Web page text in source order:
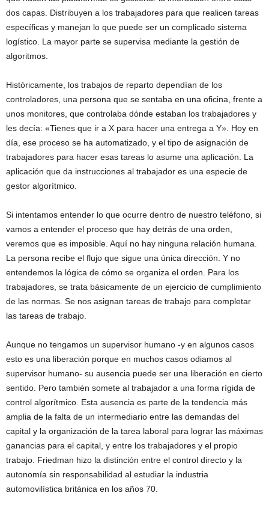
dos capas. Distribuyen a los trabajadores para que realicen tareas
específicas y manejan lo que puede ser un complicado sistema
logístico. La mayor parte se supervisa mediante la gestión de
algoritmos.
Históricamente, los trabajos de reparto dependían de los
controladores, una persona que se sentaba en una oficina, frente a
unos monitores, que controlaba dónde estaban los trabajadores y
les decía: «Tienes que ir a X para hacer una entrega a Y». Hoy en
día, ese proceso se ha automatizado, y el tipo de asignación de
trabajadores para hacer esas tareas lo asume una aplicación. La
aplicación que da instrucciones al trabajador es una especie de
gestor algorítmico.
Si intentamos entender lo que ocurre dentro de nuestro teléfono, si
vamos a entender el proceso que hay detrás de una orden,
veremos que es imposible. Aquí no hay ninguna relación humana.
La persona recibe el flujo que sigue una única dirección. Y no
entendemos la lógica de cómo se organiza el orden. Para los
trabajadores, se trata básicamente de un ejercicio de cumplimiento
de las normas. Se nos asignan tareas de trabajo para completar
las tareas de trabajo.
Aunque no tengamos un supervisor humano -y en algunos casos
esto es una liberación porque en muchos casos odiamos al
supervisor humano- su ausencia puede ser una liberación en cierto
sentido. Pero también somete al trabajador a una forma rígida de
control algorítmico. Esta ausencia es parte de la tendencia más
amplia de la falta de un intermediario entre las demandas del
capital y la organización de la tarea laboral para lograr las máximas
ganancias para el capital, y entre los trabajadores y el propio
trabajo. Friedman hizo la distinción entre el control directo y la
autonomía sin responsabilidad al estudiar la industria
automovilística británica en los años 70.